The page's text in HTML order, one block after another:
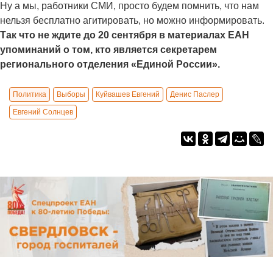
Ну а мы, работники СМИ, просто будем помнить, что нам
нельзя бесплатно агитировать, но можно информировать.
Так что не ждите до 20 сентября в материалах ЕАН
упоминаний о том, кто является секретарем
регионального отделения «Единой России».
Политика Выборы Куйвашев Евгений Денис Паслер
Евгений Солнцев